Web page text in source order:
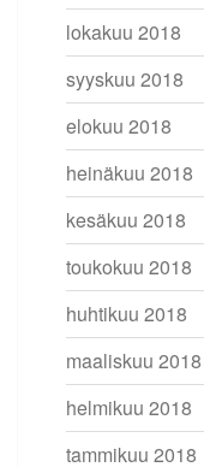
lokakuu 2018
syyskuu 2018
elokuu 2018
heinäkuu 2018
kesäkuu 2018
toukokuu 2018
huhtikuu 2018
maaliskuu 2018
helmikuu 2018
tammikuu 2018